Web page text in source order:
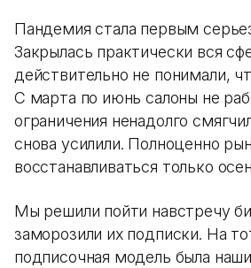
Пандемия стала первым
Закрылась практически вся
действительно не понимали,
С марта по июнь салоны не
ограничения ненадолго
снова усилили. Полноценно
восстанавливаться только
Мы решили пойти навстречу
заморозили их подписки. На
подписочная модель была